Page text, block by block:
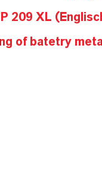
209 XL
of batetry